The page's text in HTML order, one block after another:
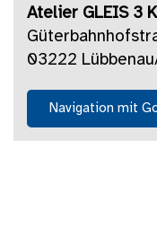
Atelier GLEIS 3
03222
Navigation mit